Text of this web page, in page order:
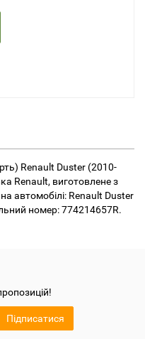
Renault Duster (2010-
Renault, виготовлене з
автомобілі: Renault Duster
номер: 774214657R.
Підписатися